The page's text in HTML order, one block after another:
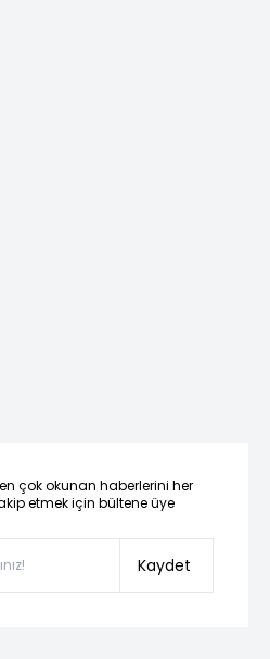
çok okunan haberlerini her
etmek için bültene üye
Kaydet